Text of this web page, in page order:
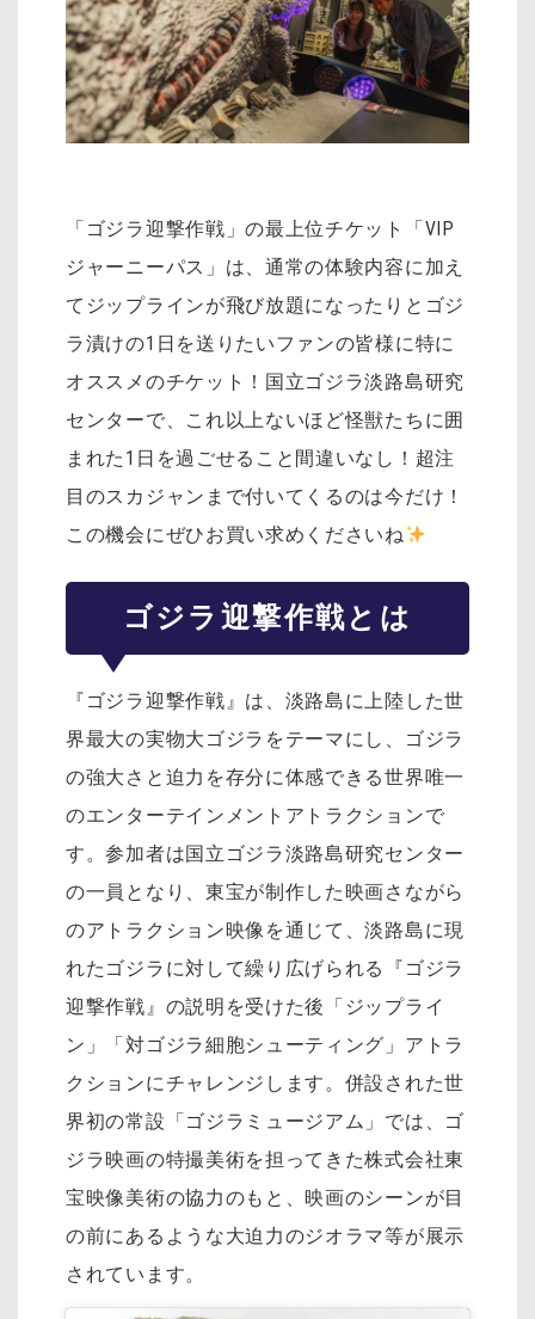
「ゴジラ迎撃作戦」の最上位チケット「VIP
ジャーニーパス」は、通常の体験内容に加え
てジップラインが飛び放題になったりとゴジ
ラ漬けの1日を送りたいファンの皆様に特に
オススメのチケット！国立ゴジラ淡路島研究
センターで、これ以上ないほど怪獣たちに囲
まれた1日を過ごせること間違いなし！超注
目のスカジャンまで付いてくるのは今だけ！
この機会にぜひお買い求めくださいね
ゴジラ迎撃作戦とは
『ゴジラ迎撃作戦』は、淡路島に上陸した世
界最大の実物大ゴジラをテーマにし、ゴジラ
の強大さと迫力を存分に体感できる世界唯一
のエンターテインメントアトラクションで
す。参加者は国立ゴジラ淡路島研究センター
の一員となり、東宝が制作した映画さながら
のアトラクション映像を通じて、淡路島に現
れたゴジラに対して繰り広げられる『ゴジラ
迎撃作戦』の説明を受けた後「ジップライ
ン」「対ゴジラ細胞シューティング」アトラ
クションにチャレンジします。併設された世
界初の常設「ゴジラミュージアム」では、ゴ
ジラ映画の特撮美術を担ってきた株式会社東
宝映像美術の協力のもと、映画のシーンが目
の前にあるような大迫力のジオラマ等が展示
されています。